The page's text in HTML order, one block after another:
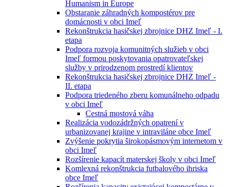
Humanism in Europe
Obstaranie záhradných kompostérov pre
domácnosti v obci Imeľ
Rekonštrukcia hasičskej zbrojnice DHZ Imeľ - I.
etapa
Podpora rozvoja komunitných služieb v obci
Imeľ formou poskytovania opatrovateľskej
služby v prirodzenom prostredí klientov
Rekonštrukcia hasičskej zbrojnice DHZ Imeľ -
II. etapa
Podpora triedeného zberu komunálneho odpadu
v obci Imeľ
Cestná mostová váha
Realizácia vodozádržných opatrení v
urbanizovanej krajine v intraviláne obce Imeľ
Zvýšenie pokrytia širokopásmovým internetom v
obci Imeľ
Rozšírenie kapacít materskej školy v obci Imeľ
Komlexná rekonštrukcia futbalového ihriska
obce Imeľ